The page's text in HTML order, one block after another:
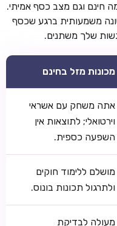
חינם וגם מצב כסף אמיתי.
משמעותית ברגע שכסף
שלך משתנים.
מכונות מזל בחינם
אתה משחק עם אשראי
וירטואלי; לתוצאות אין
השפעה כספית.
מושלם ללימוד חוקים
ולתרגול תכונות בונוס.
מעולה לבדיקת